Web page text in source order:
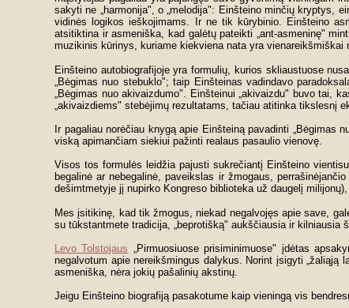
sakyti ne „harmonija", o „melodija": Einšteino minčių kryptys,
vidinės logikos ieškojimams. Ir ne tik kūrybinio. Einšteino
atsitiktina ir asmeniška, kad galėtų pateikti „ant-asmeninę"
muzikinis kūrinys, kuriame kiekviena nata yra vienareikšmiškai
Einšteino autobiografijoje yra formulių, kurios skliaustuose
„Bėgimas nuo stebuklo"; taip Einšteinas vadindavo
„Bėgimas nuo akivaizdumo". Einšteinui „akivaizdu" buvo tai,
„akivaizdiems" stebėjimų rezultatams, tačiau atitinka tikslesnį
Ir pagaliau norėčiau knygą apie Einšteiną pavadinti
viską apimančiam siekiui pažinti realaus pasaulio vienovę.
Visos tos formulės leidžia pajusti sukrečiantį Einšteino
begalinė ar nebegalinė, paveikslas ir žmogaus,
dešimtmetyje jį nupirko Kongreso biblioteka už daugelį
Mes įsitikinę, kad tik žmogus, niekad negalvojęs apie save,
su tūkstantmete tradicija, „beprotišką" aukščiausia ir
Levo Tolstojaus „Pirmuosiuose prisiminimuose" įdėtas
negalvotum apie nereikšmingus dalykus. Norint įsigyti
asmeniška, nėra jokių pašalinių akstinų.
Jeigu Einšteino biografiją pasakotume kaip vieningą vis